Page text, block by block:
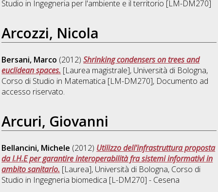
Studio in Ingegneria per l'ambiente e il territorio [LM-DM270]
Arcozzi, Nicola
Bersani, Marco (2012)Shrinking condensers on trees and
euclidean spaces. [Laurea magistrale], Università di Bologna,
Corso di Studio in Matematica [LM-DM270], Documento ad
accesso riservato.
Arcuri, Giovanni
Bellancini, Michele (2012) Utilizzo dell'infrastruttura proposta
da I.H.E per garantire interoperabilità fra sistemi informativi in
ambito sanitario. [Laurea], Università di Bologna, Corso di
Studio in Ingegneria biomedica [L-DM270] - Cesena